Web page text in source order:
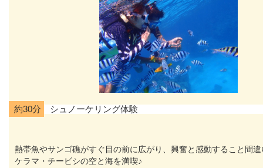
約30分 シュノーケリング体験
熱帯魚やサンゴ礁がすぐ目の前に広がり、興奮と感動すること間
ケラマ・チービシの空と海を満喫♪